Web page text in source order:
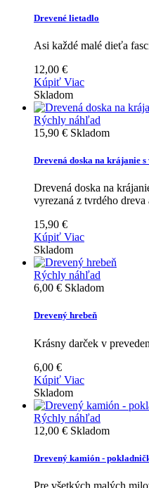
Drevené lietadlo
Asi každé malé dieťa
12,00 €
Kúpiť Viac
Skladom
Rýchly náhľad
15,90 € Skladom
Drevená doska na krájanie
Drevená doska na
vyrezaná z tvrdého
15,90 €
Kúpiť Viac
Skladom
Rýchly náhľad
6,00 € Skladom
Drevený hrebeň
Krásny darček v
6,00 €
Kúpiť Viac
Skladom
Rýchly náhľad
12,00 € Skladom
Drevený kamión -
Pre všetkých malých